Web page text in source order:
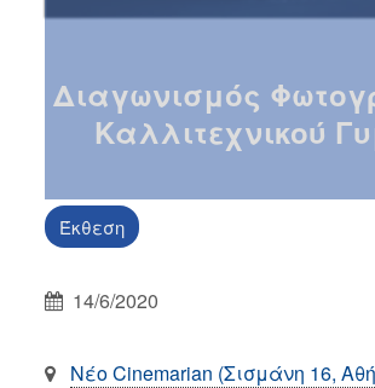
Διαγωνισμός
Καλλιτεχνικού
Έκθεση
14/6/2020
Νέο Cinemarian (Σισμάνη 16,